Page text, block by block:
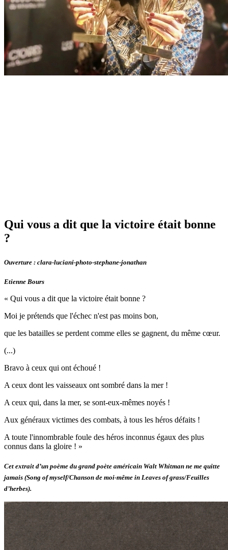
Qui vous a dit que la victoire était bonne
?
Ouverture : clara-luciani-photo-stephane-jonathan
Etienne Bours
« Qui vous a dit que la victoire était bonne ?
Moi je prétends que l'échec n'est pas moins bon,
que les batailles se perdent comme elles se gagnent, du même cœur.
(...)
Bravo à ceux qui ont échoué !
A ceux dont les vaisseaux ont sombré dans la mer !
A ceux qui, dans la mer, se sont-eux-mêmes noyés !
Aux généraux victimes des combats, à tous les héros défaits !
A toute l'innombrable foule des héros inconnus égaux des plus
connus dans la gloire ! »
Cet extrait d’un poème du grand poète américain Walt Whitman ne me quitte
jamais (Song of myself/Chanson de moi-même in Leaves of grass/Feuilles
d’herbes).